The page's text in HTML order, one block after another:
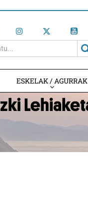
ESKELAK / AGURRAK